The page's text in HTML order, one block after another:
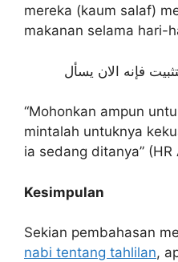
mereka (kaum salaf)
makanan selama hari-
فإنه الان يسأل
“Mohonkan ampun
mintalah untuknya
ia sedang ditanya”
Kesimpulan
Sekian pembahasan
nabi tentang tahlilan,